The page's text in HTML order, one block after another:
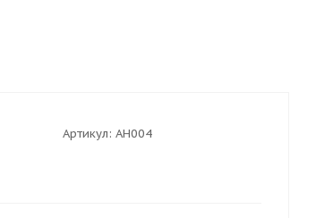
Артикул: AH004